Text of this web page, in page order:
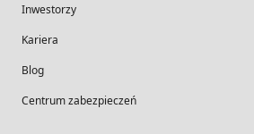
Inwestorzy
Kariera
Blog
Centrum zabezpieczeń